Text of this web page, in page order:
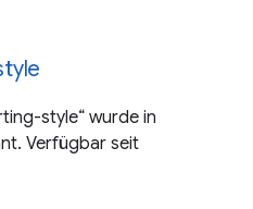
style“ wurde in
Verfügbar seit